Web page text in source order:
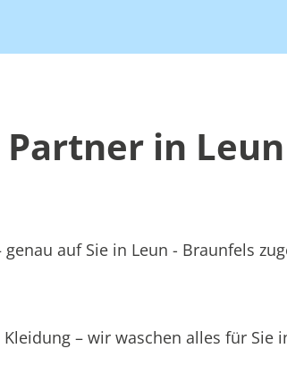
in
auf Sie in Leun - Braunfels
– wir waschen alles für Sie